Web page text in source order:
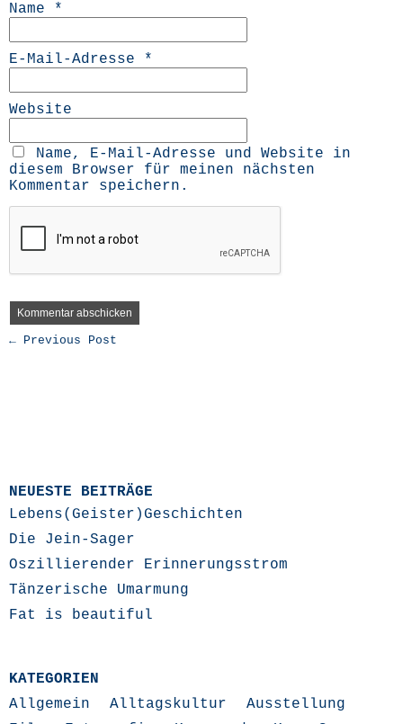
Name *
E-Mail-Adresse *
Website
Name, E-Mail-Adresse und Website in
diesem Browser für meinen nächsten
Kommentar speichern.
← Previous Post
NEUESTE BEITRÄGE
Lebens(Geister)Geschichten
Die Jein-Sager
Oszillierender Erinnerungsstrom
Tänzerische Umarmung
Fat is beautiful
KATEGORIEN
Allgemein
Alltagskultur
Ausstellung